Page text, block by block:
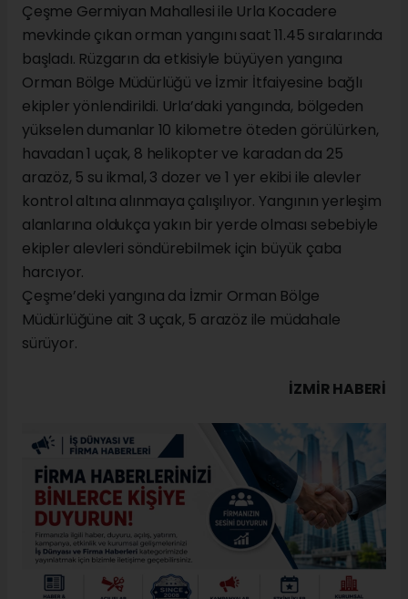
Çeşme Germiyan Mahallesi ile Urla Kocadere
mevkinde çıkan orman yangını saat 11.45 sıralarında
başladı. Rüzgarın da etkisiyle büyüyen yangına
Orman Bölge Müdürlüğü ve İzmir İtfaiyesine bağlı
ekipler yönlendirildi. Urla’daki yangında, bölgeden
yükselen dumanlar 10 kilometre öteden görülürken,
havadan 1 uçak, 8 helikopter ve karadan da 25
arazöz, 5 su ikmal, 3 dozer ve 1 yer ekibi ile alevler
kontrol altına alınmaya çalışılıyor. Yangının yerleşim
alanlarına oldukça yakın bir yerde olması sebebiyle
ekipler alevleri söndürebilmek için büyük çaba
harcıyor.
Çeşme’deki yangına da İzmir Orman Bölge
Müdürlüğüne ait 3 uçak, 5 arazöz ile müdahale
sürüyor.
İZMIR HABERİ